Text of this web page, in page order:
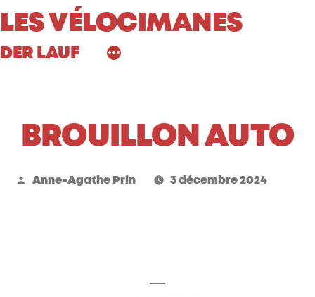
Aller
LES VÉLOCIMANES
DER LAUF
BROUILLON AUTO
Publié
Anne-Agathe Prin 3 décembre 2024